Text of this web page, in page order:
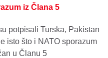
iz Člana 5
potpisali Turska, Pakistan
isto što i NATO sporazum
u Članu 5